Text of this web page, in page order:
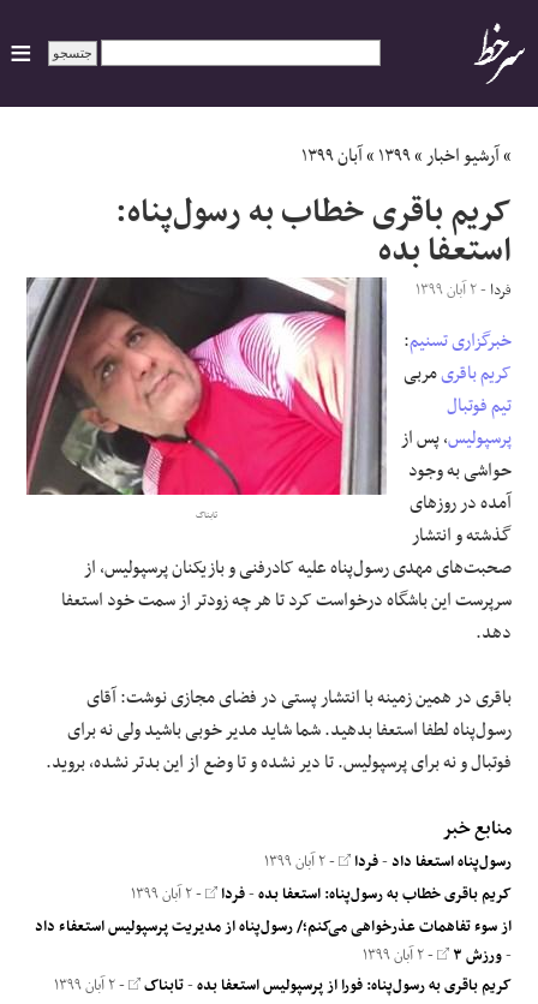
ایران
سیاسی
اقتصاد
ورزشی
جهان
اجتماعی
حوادث
علوم و فن آوری
مقالات
»آرشیو اخبار»۱۳۹۹»آبان ۱۳۹۹
کریم باقری خطاب به رسول‌پناه:
استعفا بده
تابناک
فردا - ۲ آبان ۱۳۹۹
خبرگزاری تسنیم:
کریم باقریمربی
تیم فوتبال
پرسپولیس، پس از
حواشی به وجود
آمده در روزهای
گذشته و انتشار
صحبت‌های مهدی رسول‌پناه علیه کادرفنی و بازیکنان پرسپولیس، از
سرپرست این باشگاه درخواست کرد تا هر چه زودتر از سمت خود استعفا
دهد.
باقری در همین زمینه با انتشار پستی در فضای مجازی نوشت: آقای
رسول‌پناه لطفا استعفا بدهید. شما شاید مدیر خوبی باشید ولی نه برای
فوتبال و نه برای پرسپولیس. تا دیر نشده و تا وضع از این بدتر نشده، بروید.
منابع خبر
رسول‌پناه استعفا داد-فردا - ۲ آبان ۱۳۹۹
کریم باقری خطاب به رسول‌پناه: استعفا بده-فردا - ۲ آبان ۱۳۹۹
از سوء تفاهمات عذرخواهی می‌کنم؛/ رسول‌پناه از مدیریت پرسپولیس استعفاء داد
-ورزش ۳
- ۲ آبان ۱۳۹۹
کریم باقری به رسول‌پناه: فورا از پرسپولیس استعفا بده-تابناک - ۲ آبان ۱۳۹۹